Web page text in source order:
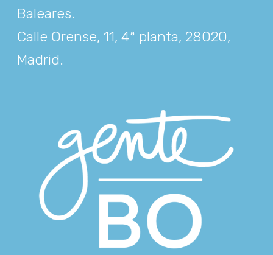
Baleares.
Calle Orense, 11, 4ª planta, 28020,
Madrid.